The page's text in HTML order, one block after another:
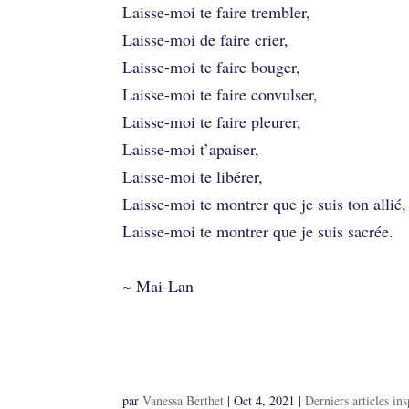
Laisse-moi te faire trembler,
Laisse-moi de faire crier,
Laisse-moi te faire bouger,
Laisse-moi te faire convulser,
Laisse-moi te faire pleurer,
Laisse-moi t’apaiser,
Laisse-moi te libérer,
Laisse-moi te montrer que je suis ton allié,
Laisse-moi te montrer que je suis sacrée.
~ Mai-Lan
parVanessa Berthet |Oct 4, 2021 |Derniers articles